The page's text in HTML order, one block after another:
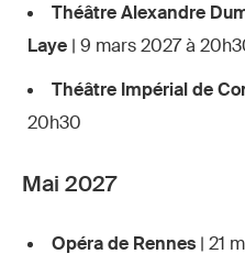
Théâtre Alexandre
Laye | 9 mars 2027 à
Théâtre Impérial de
20h30
Mai 2027
Opéra de Rennes | 21